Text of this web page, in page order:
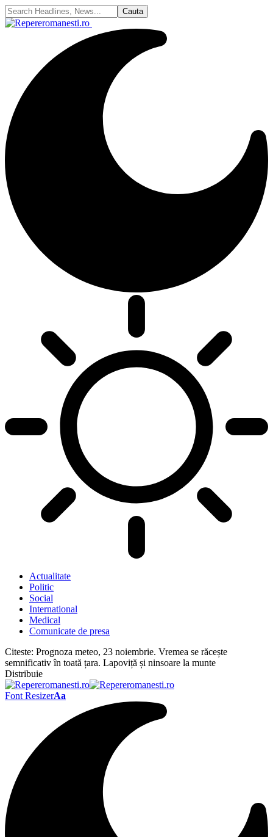
Actualitate
Politic
Social
International
Medical
Comunicate de presa
Citeste: Prognoza meteo, 23 noiembrie. Vremea se răcește
semnificativ în toată țara. Lapoviță și ninsoare la munte
Distribuie
Font ResizerAa